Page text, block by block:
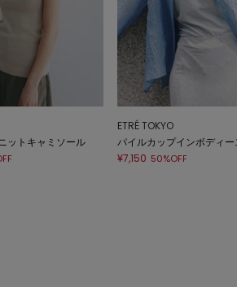
ットキャミソール
ETRÉ TOKYO
パイルカップインボディー
¥7,150 50%OFF